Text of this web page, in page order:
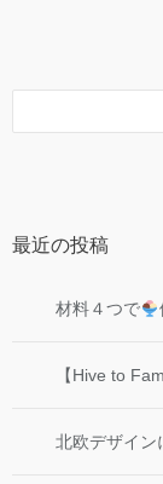
最近の投稿
材料４つで
【Hive to
北欧デザイン